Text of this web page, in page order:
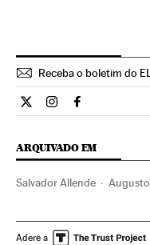
Receba o boletim do
Cultura El País Brasil
Cultura El País
Cultura El
ARQUIVADO EM
Salvador Allende
Golpe Chile 1973
Adere a